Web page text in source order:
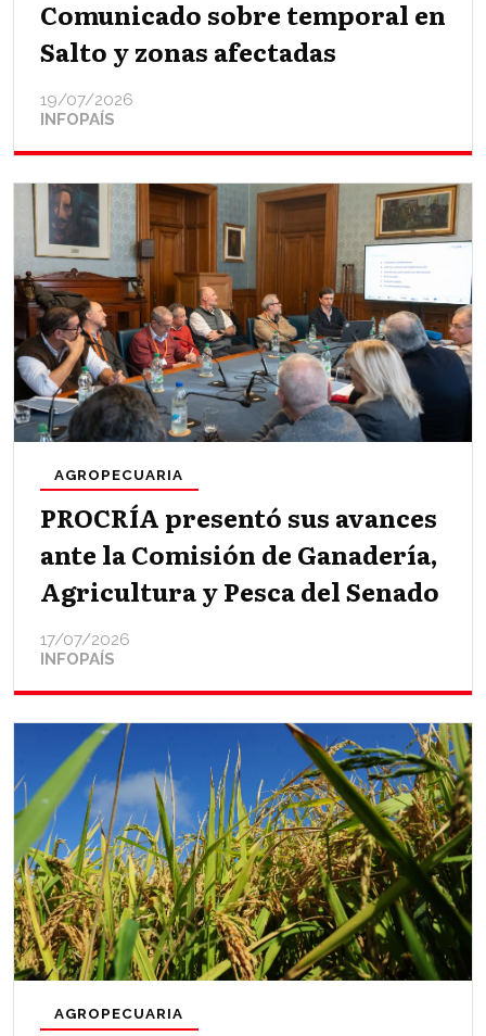
Comunicado sobre temporal en
Salto y zonas afectadas
INFOPAÍS
19/07/2026
PROCRÍA presentó sus avances
ante la Comisión de Ganadería,
Agricultura y Pesca del Senado
INFOPAÍS
AGROPECUARIA
17/07/2026
AGROPECUARIA